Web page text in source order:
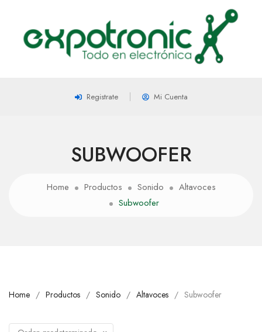
Registrate Mi Cuenta
SUBWOOFER
Home Productos Sonido
Altavoces
Subwoofer
Home Productos Sonido Altavoces Subwoofer